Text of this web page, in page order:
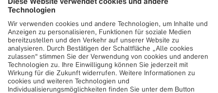
benötigen wir Ihr
Einverständnis!
Wir verwenden Google Maps, um Inhalte
einzubetten, die möglicherweise Daten über
Ihre Aktivitäten sammeln. Bitte lesen Sie die
Details und akzeptieren Sie den Dienst, um
diesen Inhalt anzuzeigen.